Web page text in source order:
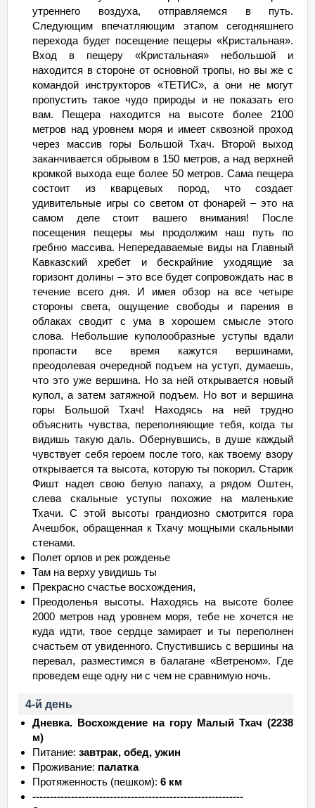
утреннего воздуха, отправляемся в путь.
Следующим впечатляющим этапом сегодняшнего
перехода будет посещение пещеры «Кристальная».
Вход в пещеру «Кристальная» небольшой и
находится в стороне от основной тропы, но вы же с
командой инструкторов «ТЕТИС», а они не могут
пропустить такое чудо природы и не показать его
вам. Пещера находится на высоте более 2100
метров над уровнем моря и имеет сквозной проход
через массив горы Большой Тхач. Второй выход
заканчивается обрывом в 150 метров, а над верхней
кромкой выхода еще более 50 метров. Сама пещера
состоит из кварцевых пород, что создает
удивительные игры со светом от фонарей – это на
самом деле стоит вашего внимания! После
посещения пещеры мы продолжим наш путь по
гребню массива. Непередаваемые виды на Главный
Кавказский хребет и бескрайние уходящие за
горизонт долины – это все будет сопровождать нас в
течение всего дня. И имея обзор на все четыре
стороны света, ощущение свободы и парения в
облаках сводит с ума в хорошем смысле этого
слова. Небольшие куполообразные уступы вдали
пропасти все время кажутся вершинами,
преодолевая очередной подъем на уступ, думаешь,
что это уже вершина. Но за ней открывается новый
купол, а затем затяжной подъем. Но вот и вершина
горы Большой Тхач! Находясь на ней трудно
объяснить чувства, переполняющие тебя, когда ты
видишь такую даль. Обернувшись, в душе каждый
чувствует себя героем после того, как твоему взору
открывается та высота, которую ты покорил. Старик
Фишт надел свою белую папаху, а рядом Оштен,
слева скальные уступы похожие на маленькие
Тхачи. С этой высоты грандиозно смотрится гора
Ачешбок, обращенная к Тхачу мощными скальными
стенами.
Полет орлов и рек рожденье
Там на верху увидишь ты
Прекрасно счастье восхождения,
Преодоленья высоты. Находясь на высоте более
2000 метров над уровнем моря, тебе не хочется не
куда идти, твое сердце замирает и ты переполнен
счастьем от увиденного. Спустившись с вершины на
перевал, разместимся в балагане «Ветреном». Где
проведем еще одну ни с чем не сравнимую ночь.
4-й день
Дневка. Восхождение на гору Малый Тхач (2238
м)
Питание: завтрак, обед, ужин
Проживание: палатка
Протяженность (пешком): 6 км
------------------------------------------------------------